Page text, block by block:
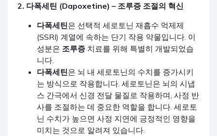
2. 다폭세틴 (Dapoxetine) – 조루증 조절의 혁신
다폭세틴은 선택적 세로토닌 재흡수 억제제
(SSRI) 계열에 속하는 단기 작용 약물입니다. 이
성분은 조루증 치료를 위해 특별히 개발되었습
니다.
다폭세틴은 뇌 내 세로토닌의 수치를 증가시키
는 방식으로 작용합니다. 세로토닌은 뇌의 시냅
스 간극에서 신경 전달 물질로 작용하며, 사정 반
사를 조절하는 데 중요한 역할을 합니다. 세로토
닌 수치가 높으면 사정 지연에 긍정적인 영향을
미치는 것으로 알려져 있습니다.